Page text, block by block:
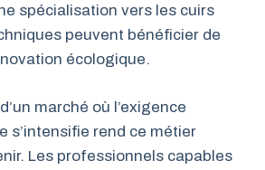
spécialisation vers les cuirs
peuvent bénéficier de
écologique.
marché où l’exigence
s’intensifie rend ce métier
Les professionnels capables